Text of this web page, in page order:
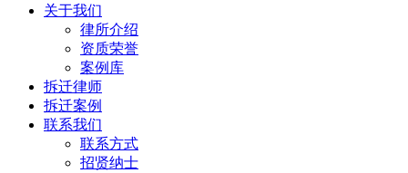
关于我们
律所介绍
资质荣誉
案例库
拆迁律师
拆迁案例
联系我们
联系方式
招贤纳士